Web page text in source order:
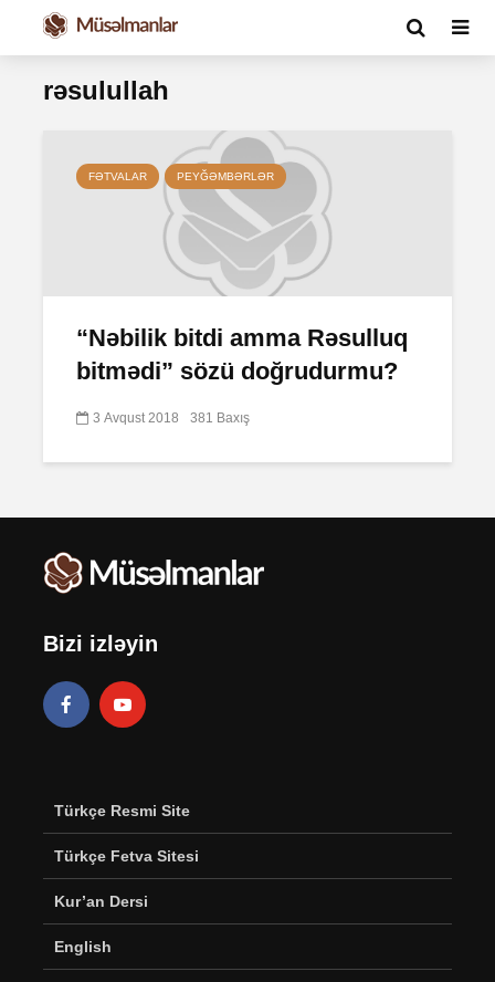
rəsulullah
FƏTVALAR PEYĞƏMBƏRLƏR
“Nəbilik bitdi amma Rəsulluq
bitmədi” sözü doğrudurmu?
3 Avqust 2018 381 Baxış
Bizi izləyin
Türkçe Resmi Site
Türkçe Fetva Sitesi
Kur’an Dersi
English